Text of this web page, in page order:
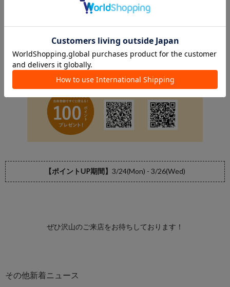
【ポイントUP期間】 3/24(Mon) - 3/26(Wed)
ぜひ沢山のご来店をお待ちしております！